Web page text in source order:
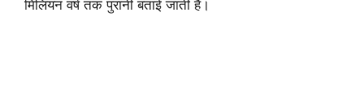
मिलियन वर्ष तक पुरानी बताई जाती है।